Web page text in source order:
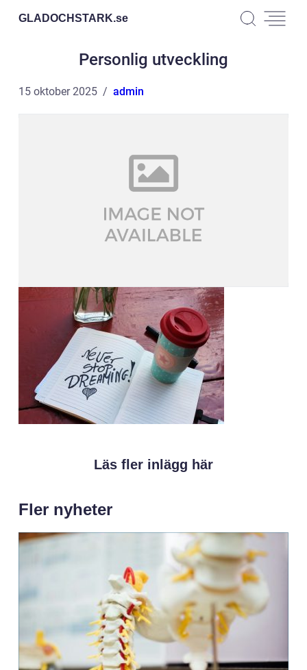
GLADOCHSTARK.se
Personlig utveckling
15 oktober 2025 admin
Läs fler inlägg här
Fler nyheter